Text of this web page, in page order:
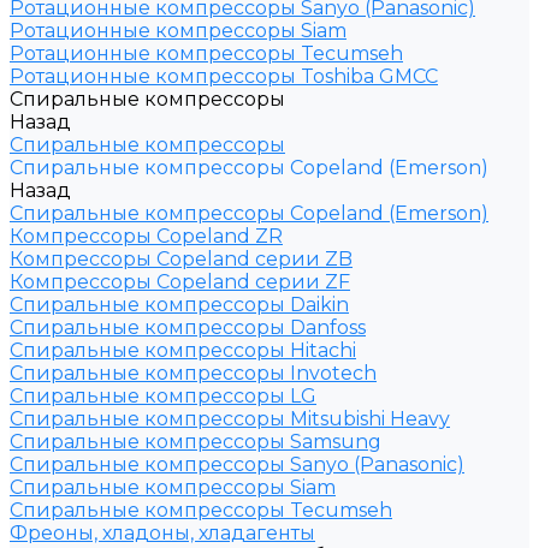
Ротационные компрессоры Sanyo (Panasonic)
Ротационные компрессоры Siam
Ротационные компрессоры Tecumseh
Ротационные компрессоры Toshiba GMCC
Спиральные компрессоры
Назад
Спиральные компрессоры
Спиральные компрессоры Copeland (Emerson)
Назад
Спиральные компрессоры Copeland (Emerson)
Компрессоры Copeland ZR
Компрессоры Copeland серии ZB
Компрессоры Copeland серии ZF
Спиральные компрессоры Daikin
Спиральные компрессоры Danfoss
Спиральные компрессоры Hitachi
Спиральные компрессоры Invotech
Спиральные компрессоры LG
Спиральные компрессоры Mitsubishi Heavy
Спиральные компрессоры Samsung
Спиральные компрессоры Sanyo (Panasonic)
Спиральные компрессоры Siam
Спиральные компрессоры Tecumseh
Фреоны, хладоны, хладагенты